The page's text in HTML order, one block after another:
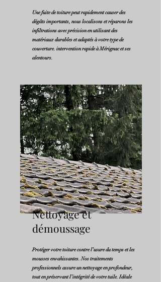
Une fuite de toiture peut rapidement causer des
dégâts importants, nous localisons et réparons les
infiltrations avec précision en utilisant des
matériaux durables et adaptés à votre type de
couverture. intervention rapide à Mérignac et ses
alentours.
Nettoyage et
démoussage
Protéger votre toiture contre l’usure du temps et les
mousses envahissantes. Nos traitements
professionnels assure un nettoyage en profondeur,
tout en préservant l’intégrité de votre tuile. Idéale